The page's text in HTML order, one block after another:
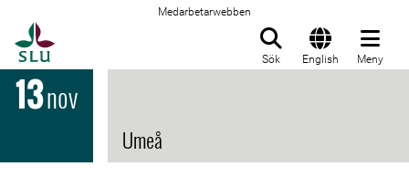
Medarbetarwebben
Sök English Meny
13nov
Umeå